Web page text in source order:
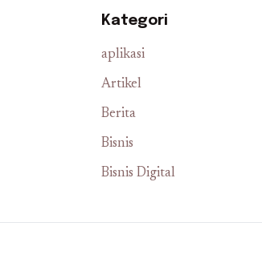
Kategori
aplikasi
Artikel
Berita
Bisnis
Bisnis Digital